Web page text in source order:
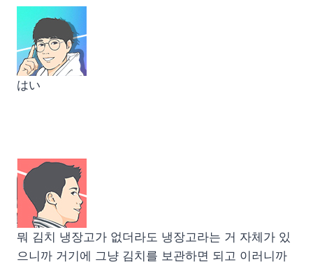
はい
뭐 김치 냉장고가 없더라도 냉장고라는 거 자체가 있
으니까 거기에 그냥 김치를 보관하면 되고 이러니까